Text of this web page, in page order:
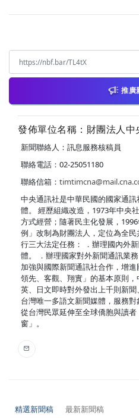
推廣
發佈單位名稱：財團法人中
新聞聯絡人：訊息服務核稿員
聯絡電話：02-25051180
聯絡信箱：
中央通訊社是中華民國的國家通
體。 經歷組織改造，1973年中央
方式經營；隨著民主化發展，
例」改制為財團法人，定位為全
行三大法定任務： ．辦理國內外
體。 ．辦理國家對外新聞通訊業
加強與國際新聞通訊社合作，增進
領先、客觀、翔實」的基本原則，
英、日文即時對外發出上千則新
台灣唯一多語文新聞媒體，服務
從台灣民眾延伸至全球僑胞與讀
窗」。
精選新聞稿 最新新聞稿